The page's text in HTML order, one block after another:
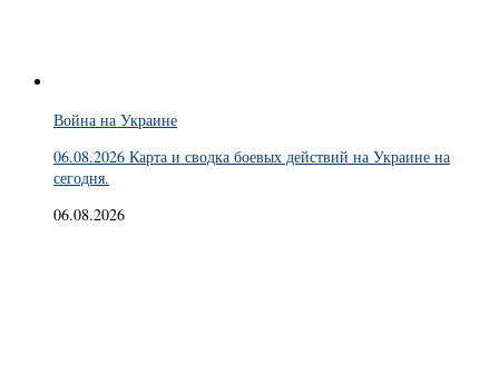
Война на Украине
06.08.2026 Карта и сводка боевых действий на Украине на
сегодня.
06.08.2026